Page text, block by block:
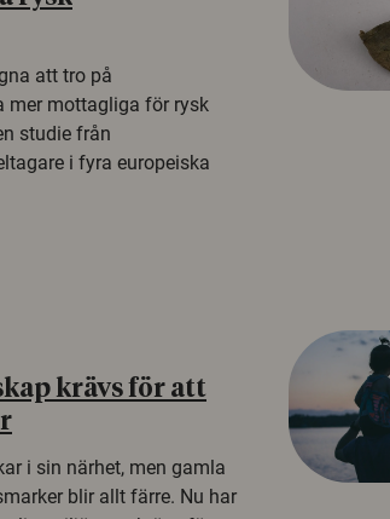
att tro på
mer mottagliga för rysk
studie från
i fyra europeiska
krävs för att
i sin närhet, men gamla
blir allt färre. Nu har